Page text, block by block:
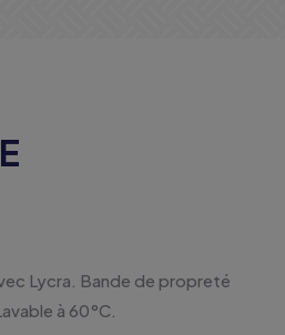
Lycra. Bande de propreté
à 60°C.